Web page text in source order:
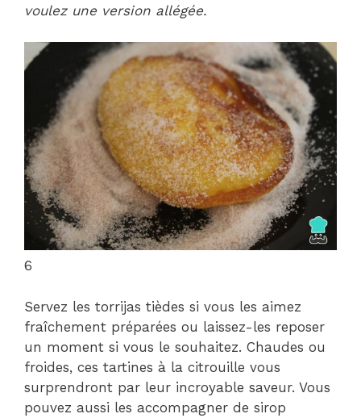
voulez une version allégée.
6
Servez les torrijas tièdes si vous les aimez
fraîchement préparées ou laissez-les reposer
un moment si vous le souhaitez. Chaudes ou
froides, ces tartines à la citrouille vous
surprendront par leur incroyable saveur. Vous
pouvez aussi les accompagner de sirop